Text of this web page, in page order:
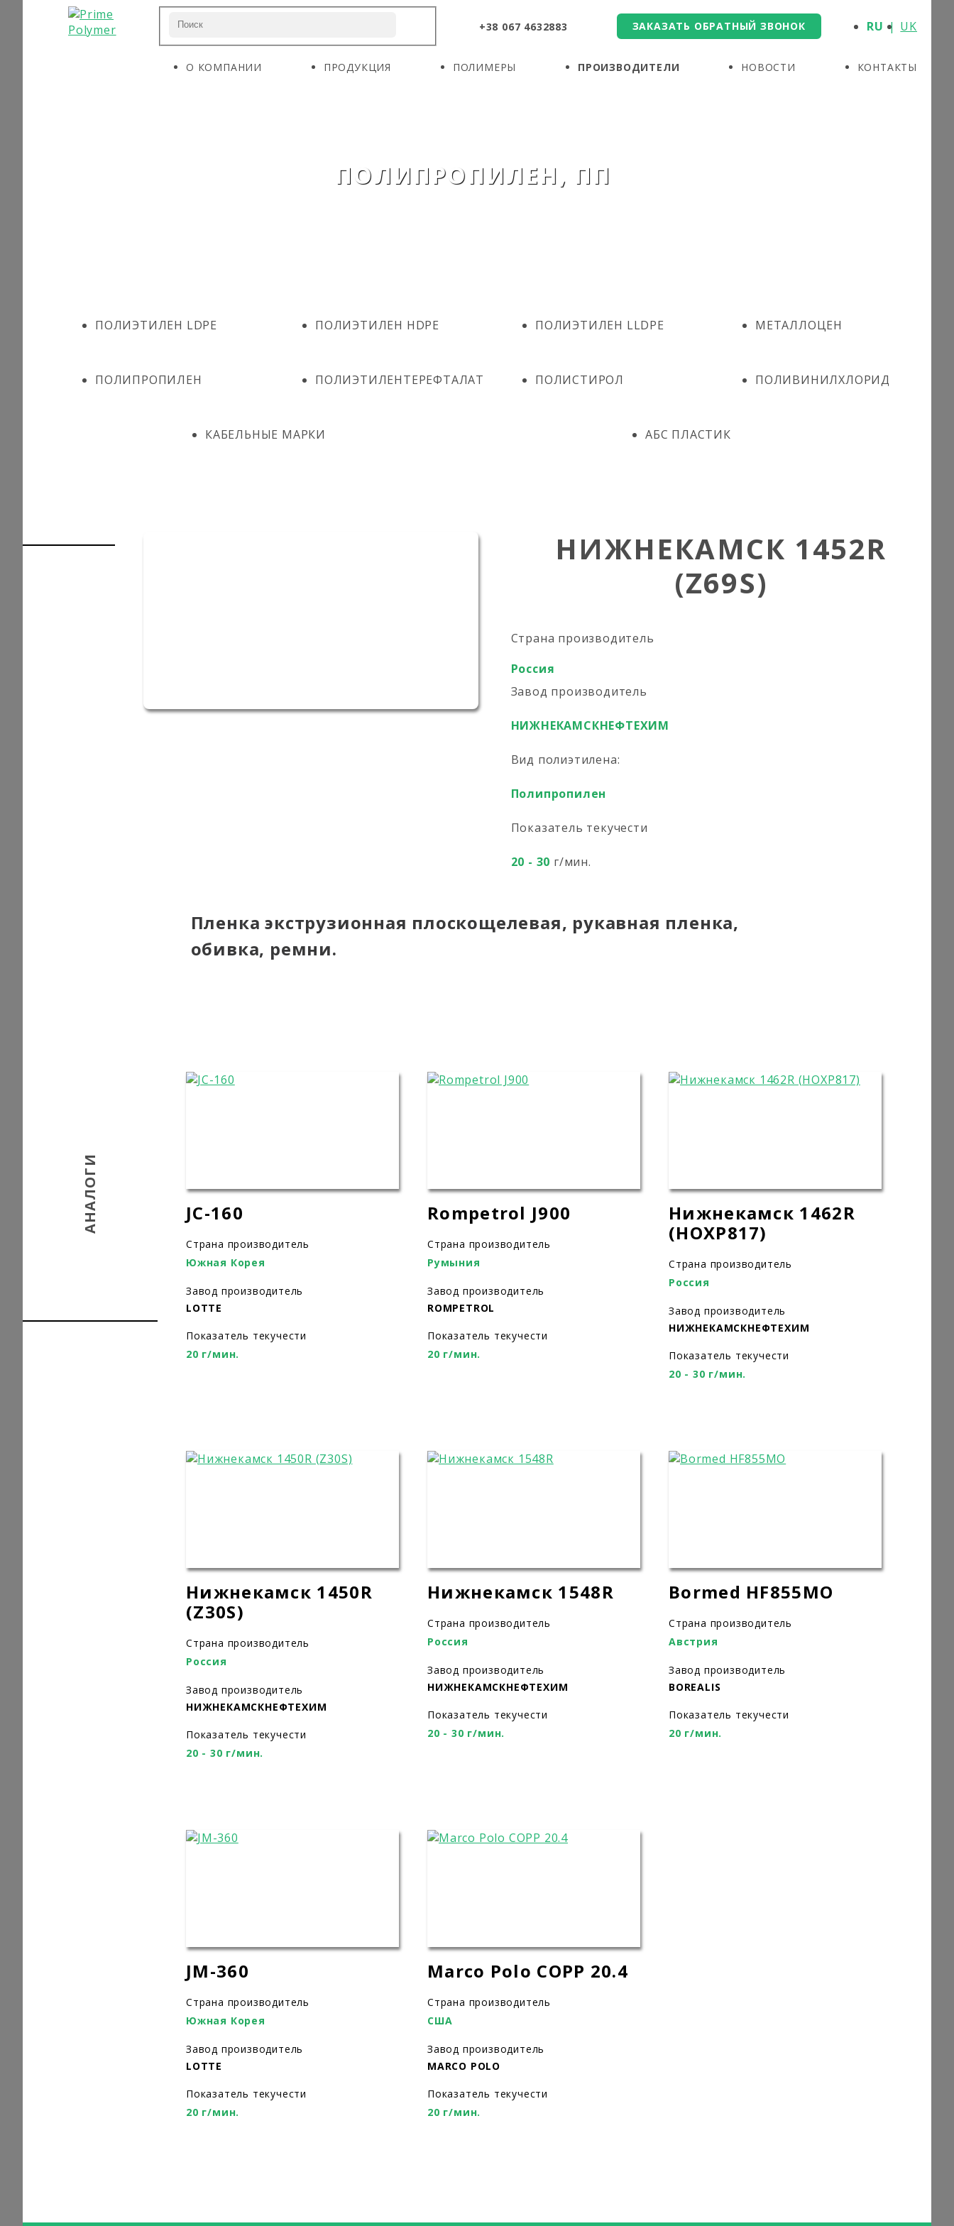
+38 067 4632883 ЗАКАЗАТЬ ОБРАТНЫЙ ЗВОНОК RU UK
О КОМПАНИИ ПРОДУКЦИЯ ПОЛИМЕРЫ ПРОИЗВОДИТЕЛИ НОВОСТИ КОНТАКТЫ
ПОЛИПРОПИЛЕН, ПП
ПОЛИЭТИЛЕН LDPE ПОЛИЭТИЛЕН HDPE ПОЛИЭТИЛЕН LLDPE МЕТАЛЛОЦЕН
ПОЛИПРОПИЛЕН ПОЛИЭТИЛЕНТЕРЕФТАЛАТ ПОЛИСТИРОЛ ПОЛИВИНИЛХЛОРИД
КАБЕЛЬНЫЕ МАРКИ АБС ПЛАСТИК
НИЖНЕКАМСК 1452R
(Z69S)
Страна производитель
Россия
Завод производитель
НИЖНЕКАМСКНЕФТЕХИМ
Вид полиэтилена:
Полипропилен
Показатель текучести
20 - 30 г/мин.
Пленка экструзионная плоскощелевая, рукавная пленка,
обивка, ремни.
АНАЛОГИ JC-160
Страна производитель
Южная Корея
Завод производитель
LOTTE
Показатель текучести
20 г/мин.
Rompetrol J900
Страна производитель
Румыния
Завод производитель
ROMPETROL
Показатель текучести
20 г/мин.
Нижнекамск 1462R
(HOXP817)
Страна производитель
Россия
Завод производитель
НИЖНЕКАМСКНЕФТЕХИМ
Показатель текучести
20 - 30 г/мин.
Нижнекамск 1450R
(Z30S)
Страна производитель
Россия
Завод производитель
НИЖНЕКАМСКНЕФТЕХИМ
Показатель текучести
20 - 30 г/мин.
Нижнекамск 1548R
Страна производитель
Россия
Завод производитель
НИЖНЕКАМСКНЕФТЕХИМ
Показатель текучести
20 - 30 г/мин.
Bormed HF855MO
Страна производитель
Австрия
Завод производитель
BOREALIS
Показатель текучести
20 г/мин.
JM-360
Страна производитель
Южная Корея
Завод производитель
LOTTE
Показатель текучести
20 г/мин.
Marco Polo COPP 20.4
Страна производитель
США
Завод производитель
MARCO POLO
Показатель текучести
20 г/мин.
О КОМПАНИИ
ПРОИЗВОДИТЕЛИ